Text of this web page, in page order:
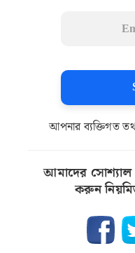
আপনার ব্যক্তিগত
আমাদের
করুন